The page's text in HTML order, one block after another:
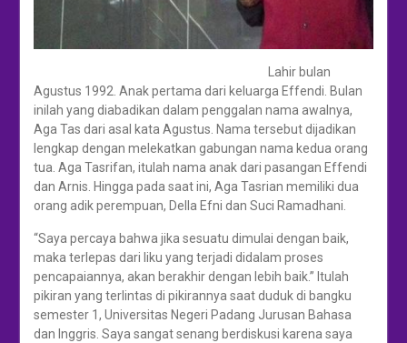
Lahir bulan
Agustus 1992. Anak pertama dari keluarga Effendi. Bulan
inilah yang diabadikan dalam penggalan nama awalnya,
Aga Tas dari asal kata Agustus. Nama tersebut dijadikan
lengkap dengan melekatkan gabungan nama kedua orang
tua. Aga Tasrifan, itulah nama anak dari pasangan Effendi
dan Arnis. Hingga pada saat ini, Aga Tasrian memiliki dua
orang adik perempuan, Della Efni dan Suci Ramadhani.
“Saya percaya bahwa jika sesuatu dimulai dengan baik,
maka terlepas dari liku yang terjadi didalam proses
pencapaiannya, akan berakhir dengan lebih baik.” Itulah
pikiran yang terlintas di pikirannya saat duduk di bangku
semester 1, Universitas Negeri Padang Jurusan Bahasa
dan Inggris. Saya sangat senang berdiskusi karena saya